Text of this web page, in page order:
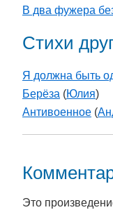
В два фужера
Стихи
Я должна быть
Берёза (Юлия)
Антивоенное (
Это